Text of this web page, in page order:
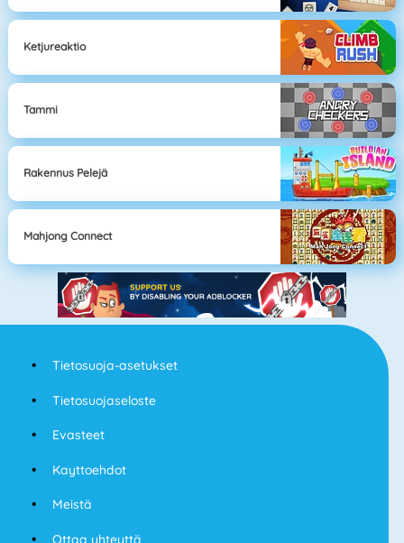
Ketjureaktio
Tammi
Rakennus Pelejä
Mahjong Connect
Tietosuoja-asetukset
Tietosuojaseloste
Evasteet
Kayttoehdot
Meistä
Ottaa yhteyttä